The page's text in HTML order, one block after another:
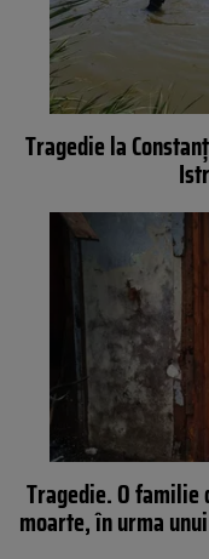
Tragedie la
Tragedie. O
moarte, în urma